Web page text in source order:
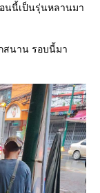
นนี้เป็นรุ่นหลานมา
าน รอบนี้มา